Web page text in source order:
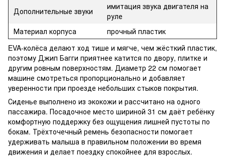
Дополнительные звуки
имитация звука двигателя на
руле
Материал корпуса
прочный пластик
EVA-колёса делают ход тише и мягче, чем жёсткий пластик,
поэтому Джип Багги приятнее катится по двору, плитке и
другим ровным поверхностям. Диаметр 22 см помогает
машине смотреться пропорционально и добавляет
уверенности при проезде небольших стыков покрытия.
Сиденье выполнено из экокожи и рассчитано на одного
пассажира. Посадочное место шириной 31 см даёт ребёнку
комфортную поддержку без ощущения лишней пустоты по
бокам. Трёхточечный ремень безопасности помогает
удерживать малыша в правильном положении во время
движения и делает поездку спокойнее для взрослых.